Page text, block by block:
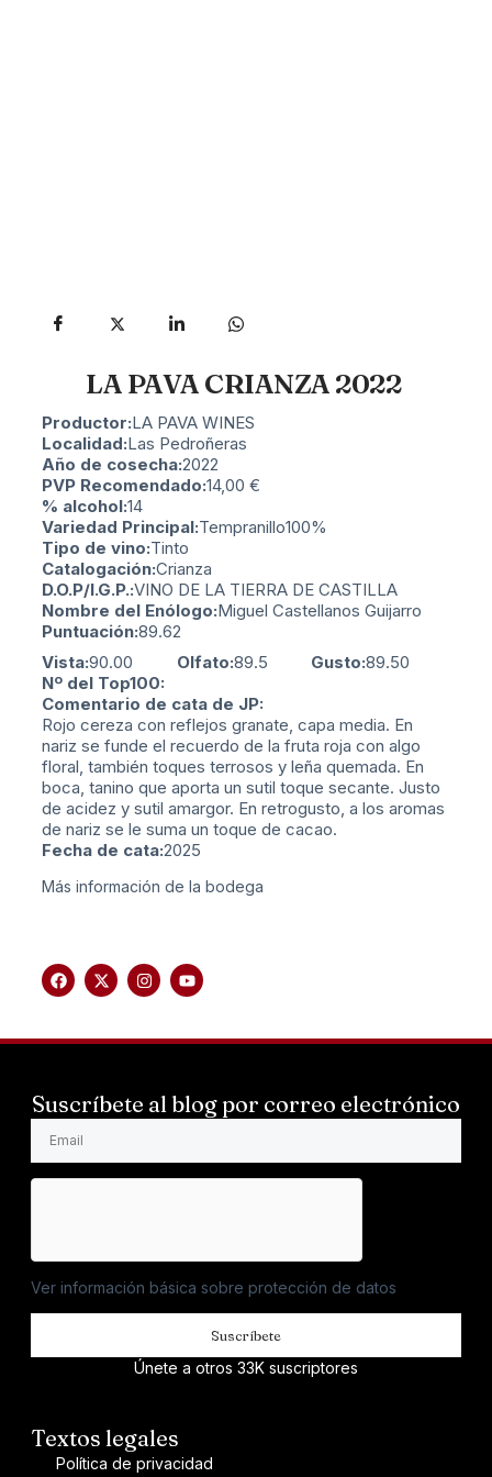
LA PAVA CRIANZA 2022
Productor:LA PAVA WINES
Localidad:Las Pedroñeras
Año de cosecha:2022
PVP Recomendado:14,00 €
% alcohol:14
Variedad Principal:Tempranillo100%
Tipo de vino:Tinto
Catalogación:Crianza
D.O.P/I.G.P.:VINO DE LA TIERRA DE CASTILLA
Nombre del Enólogo:Miguel Castellanos Guijarro
Puntuación:89.62
Vista:90.00 Olfato:89.5 Gusto:89.50
Nº del Top100:
Comentario de cata de JP:
Rojo cereza con reflejos granate, capa media. En
nariz se funde el recuerdo de la fruta roja con algo
floral, también toques terrosos y leña quemada. En
boca, tanino que aporta un sutil toque secante. Justo
de acidez y sutil amargor. En retrogusto, a los aromas
de nariz se le suma un toque de cacao.
Fecha de cata:2025
Más información de la bodega
Suscríbete al blog por correo electrónico
Ver información básica sobre protección de datos
Suscríbete
Únete a otros 33K suscriptores
Textos legales
Política de privacidad